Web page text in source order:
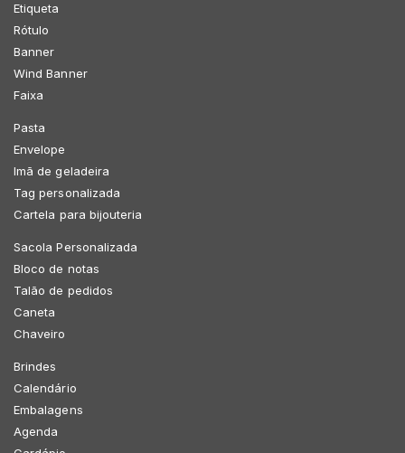
Etiqueta
Rótulo
Banner
Wind Banner
Faixa
Pasta
Envelope
Imã de geladeira
Tag personalizada
Cartela para bijouteria
Sacola Personalizada
Bloco de notas
Talão de pedidos
Caneta
Chaveiro
Brindes
Calendário
Embalagens
Agenda